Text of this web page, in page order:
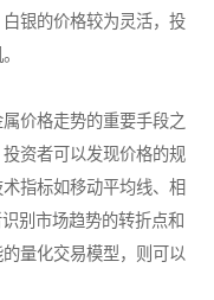
银的价格较为灵活，投
价格走势的重要手段之
资者可以发现价格的规
指标如移动平均线、相
别市场趋势的转折点和
量化交易模型，则可以